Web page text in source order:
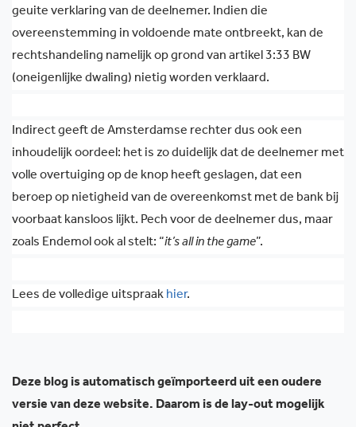
geuite verklaring van de deelnemer. Indien die
overeenstemming in voldoende mate ontbreekt, kan de
rechtshandeling namelijk op grond van artikel 3:33 BW
(oneigenlijke dwaling) nietig worden verklaard.
Indirect geeft de Amsterdamse rechter dus ook een
inhoudelijk oordeel: het is zo duidelijk dat de deelnemer met
volle overtuiging op de knop heeft geslagen, dat een
beroep op nietigheid van de overeenkomst met de bank bij
voorbaat kansloos lijkt. Pech voor de deelnemer dus, maar
zoals Endemol ook al stelt: “it’s all in the game”.
Lees de volledige uitspraak hier.
Deze blog is automatisch geïmporteerd uit een oudere
versie van deze website. Daarom is de lay-out mogelijk